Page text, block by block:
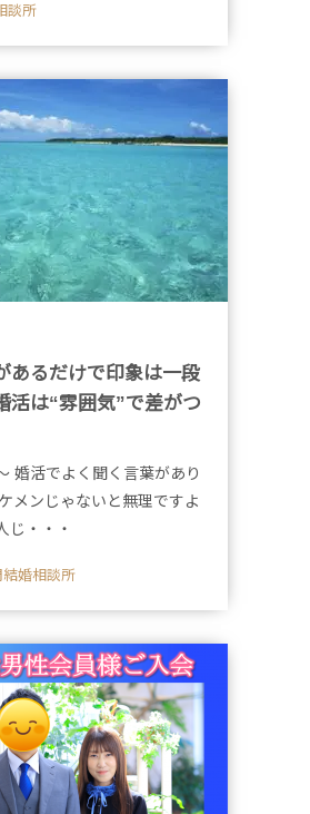
談所
あるだけで印象は一段
活は“雰囲気”で差がつ
婚活でよく聞く言葉があり
メンじゃないと無理ですよ
じ・・・
結婚相談所